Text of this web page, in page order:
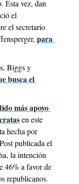
Esta vez, dan
el
el secretario
para
Biggs y
busca el
más apoyo
en este
hecha por
publicada el
la intención
46% a favor de
republicanos.